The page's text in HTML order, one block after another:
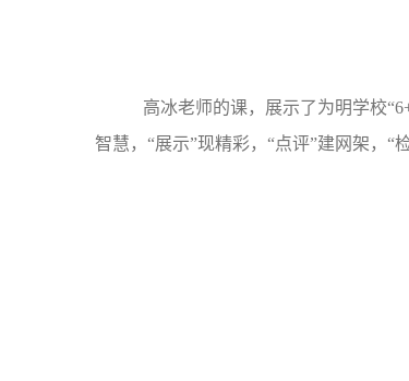
高冰老师的课，展示了为明学校
智慧，“展示”现精彩，“点评”建网架，“